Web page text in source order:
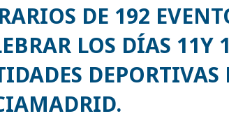
DE 192
LOS DÍAS 11Y
DEPORTIVAS